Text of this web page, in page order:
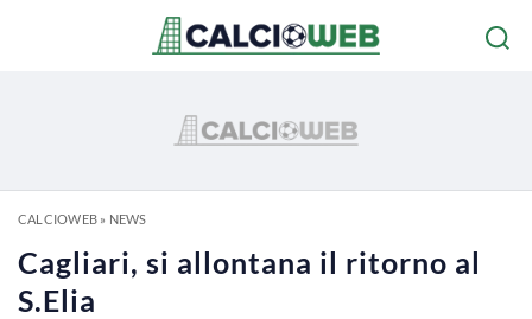
CALCIOWEB» NEWS
Cagliari, si allontana il ritorno al
S.Elia